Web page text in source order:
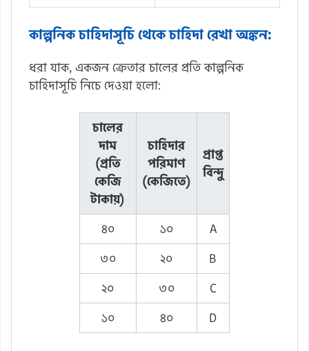
কাল্পনিক চাহিদাসূচি থেকে চাহিদা রেখা অঙ্কন:
ধরা যাক, একজন ক্রেতার চালের প্রতি কাল্পনিক
চাহিদাসূচি নিচে দেওয়া হলো:
চালের
দাম
(প্রতি
কেজি
টাকায়)
চাহিদার
পরিমাণ
(কেজিতে)
প্রাপ্ত
বিন্দু
৪০ ১০
A
৩০
২০
B
২০
৩০
C
১০
৪০ D